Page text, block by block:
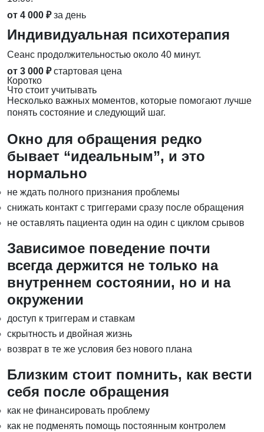
от 4 000 ₽ за день
Индивидуальная психотерапия
Сеанс продолжительностью около 40 минут.
от 3 000 ₽ стартовая цена
Коротко
Что стоит учитывать
Несколько важных моментов, которые помогают лучше
понять состояние и следующий шаг.
Окно для обращения редко
бывает “идеальным”, и это
нормально
не ждать полного признания проблемы
снижать контакт с триггерами сразу после обращения
не оставлять пациента один на один с циклом срывов
Зависимое поведение почти
всегда держится не только на
внутреннем состоянии, но и на
окружении
доступ к триггерам и ставкам
скрытность и двойная жизнь
возврат в те же условия без нового плана
Близким стоит помнить, как вести
себя после обращения
как не финансировать проблему
как не подменять помощь постоянным контролем